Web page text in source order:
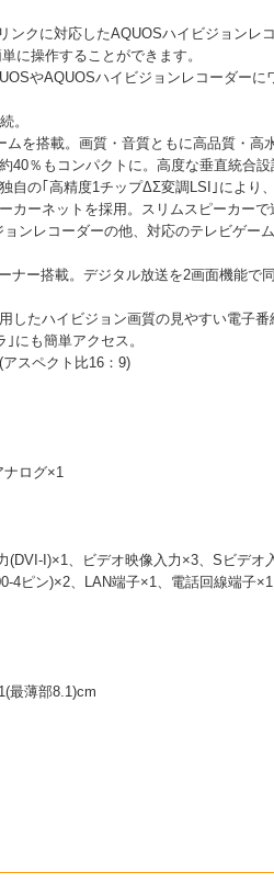
ンクに対応したAQUOSハイビジョン
に操作することができます。
やAQUOSハイビジョンレコーダー
。
を搭載。画質・音質ともに高品質・高
％もコンパクトに。高度な垂直統合
自の｢高精度1チップΔΣ変調LSI｣により
カーネットを採用。スリムスピーカー
ンレコーダーの他、対応のテレビゲ
ー搭載。デジタル放送を2画面機能で
したハイビジョン画質の見やすい電子
にも簡単アクセス。
スペクト比16：9)
ナログ×1
I)×1、ビデオ映像入力×3、Sビデオ
4ピン)×2、LAN端子×1、電話回線端子
最薄部8.1)cm